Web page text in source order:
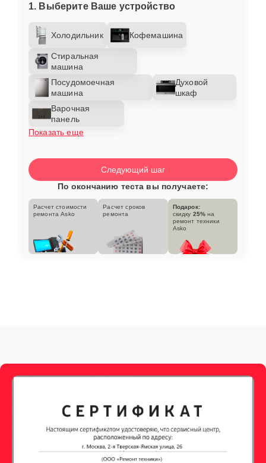
1. Выберите Ваше устройство
Холодильник Кофемашина
Стиральная
машина
Посудомоечная
машина
Духовой
шкаф
Варочная
панель
Показать еще
Следующий шаг
По окончанию теста вы получаете:
Расчет стоимости
ремонта Asko
Расчет сроков
ремонта
Подарок:
скидку 25% на
ремонт техники
Asko